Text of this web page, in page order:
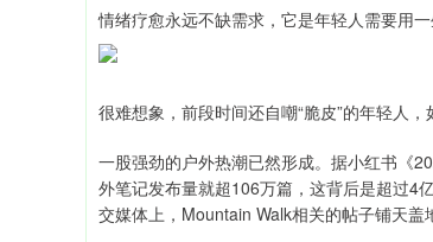
情绪疗愈永远不缺需求，它是年轻人需要用
很难想象，前段时间还自嘲“脆皮”的年轻人，
一股强劲的户外热潮已然形成。据小红书《
外笔记发布量就超106万篇，这背后是超过4
交媒体上，Mountain Walk相关的帖子铺天盖